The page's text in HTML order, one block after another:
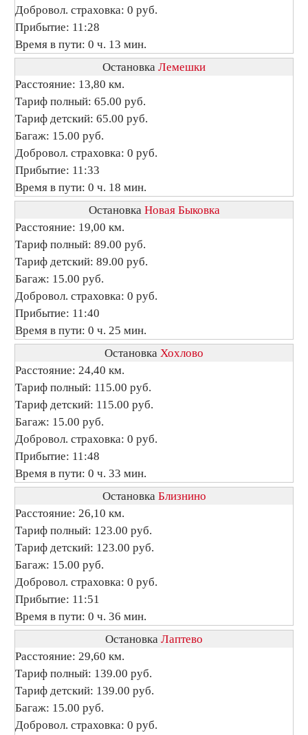
Добровол. страховка: 0 руб.
Прибытие: 11:28
Время в пути: 0 ч. 13 мин.
Остановка Лемешки
Расстояние: 13,80 км.
Тариф полный: 65.00 руб.
Тариф детский: 65.00 руб.
Багаж: 15.00 руб.
Добровол. страховка: 0 руб.
Прибытие: 11:33
Время в пути: 0 ч. 18 мин.
Остановка Новая Быковка
Расстояние: 19,00 км.
Тариф полный: 89.00 руб.
Тариф детский: 89.00 руб.
Багаж: 15.00 руб.
Добровол. страховка: 0 руб.
Прибытие: 11:40
Время в пути: 0 ч. 25 мин.
Остановка Хохлово
Расстояние: 24,40 км.
Тариф полный: 115.00 руб.
Тариф детский: 115.00 руб.
Багаж: 15.00 руб.
Добровол. страховка: 0 руб.
Прибытие: 11:48
Время в пути: 0 ч. 33 мин.
Остановка Близнино
Расстояние: 26,10 км.
Тариф полный: 123.00 руб.
Тариф детский: 123.00 руб.
Багаж: 15.00 руб.
Добровол. страховка: 0 руб.
Прибытие: 11:51
Время в пути: 0 ч. 36 мин.
Остановка Лаптево
Расстояние: 29,60 км.
Тариф полный: 139.00 руб.
Тариф детский: 139.00 руб.
Багаж: 15.00 руб.
Добровол. страховка: 0 руб.